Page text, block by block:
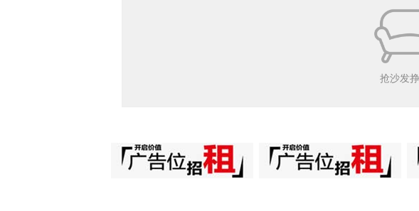
抢沙发